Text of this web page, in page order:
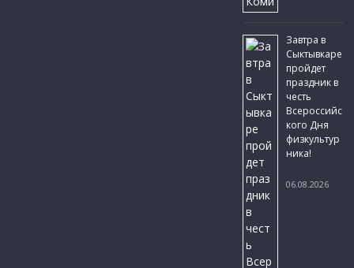
Завтра в
Сыктывкаре
пройдет
праздник в
честь
Всероссийс
кого Дня
физкультур
ника!
06.08.2026